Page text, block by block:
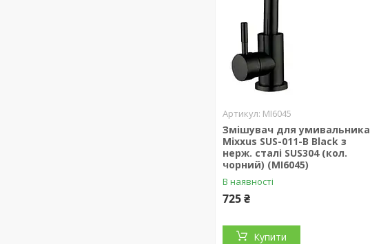
MI6045
Змішувач для умивальника
Mixxus SUS-011-B Black з
нерж. сталі SUS304 (кол.
чорний) (MI6045)
В наявності
725 ₴
Купити